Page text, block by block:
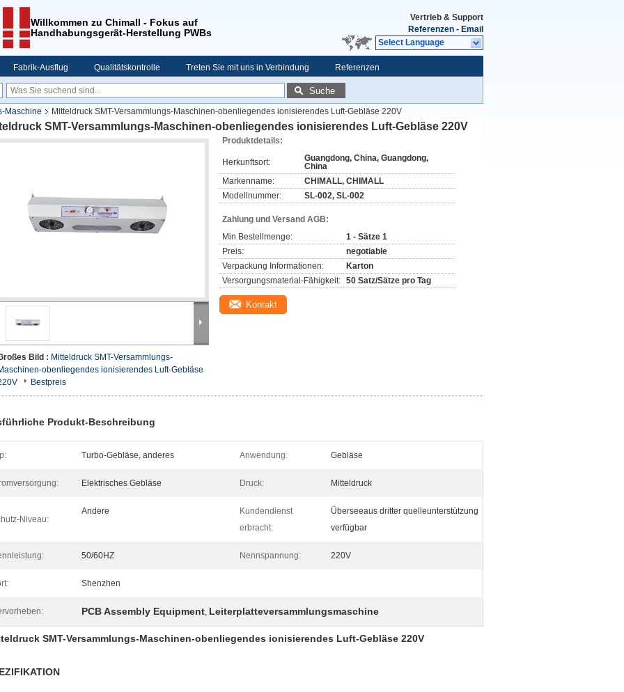
Willkommen zu Chimall - Fokus auf
Handhabungsgerät-Herstellung PWBs
Vertrieb & Support
Referenzen - Email
Select Language
Fabrik-Ausflug Qualitätskontrolle Treten Sie mit uns in Verbindung Referenzen
Suche
Maschine
Mitteldruck SMT-Versammlungs-Maschinen-obenliegendes ionisierendes Luft-Gebläse 220V
SMT-Versammlungs-Maschinen-obenliegendes ionisierendes Luft-Gebläse 220V
Bild : Mitteldruck SMT-Versammlungs-
obenliegendes ionisierendes Luft-Gebläse
Bestpreis
Produktdetails:
Herkunftsort:
Guangdong, China, Guangdong,
China
Markenname:
CHIMALL, CHIMALL
Modellnummer:
SL-002, SL-002
Zahlung und Versand AGB:
Min Bestellmenge:
1 - Sätze 1
Preis:
negotiable
Verpackung Informationen:
Karton
Versorgungsmaterial-Fähigkeit: 50 Satz/Sätze pro Tag
Kontakt
Produkt-Beschreibung
Turbo-Gebläse, anderes Anwendung: Gebläse
Elektrisches Gebläse Druck: Mitteldruck
Niveau:
Andere
Kundendienst
erbracht:
Überseeaus dritter quelleunterstützung
verfügbar
50/60HZ Nennspannung: 220V
Shenzhen
PCB Assembly Equipment, Leiterplatteversammlungsmaschine
SMT-Versammlungs-Maschinen-obenliegendes ionisierendes Luft-Gebläse 220V